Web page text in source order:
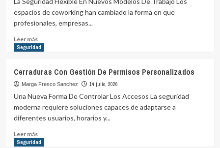
inteligente.
espacios de coworking han cambiado la forma en que
profesionales, empresas...
Leer másLeer
más
Elegir
Cerraduras
Para
Espacios
Coworking
Seguridad
Cerraduras Con Gestión De Permisos Personalizados
Marga Fresco Sanchez 14 julio, 2026
Una Nueva Forma De Controlar Los Accesos La seguridad
moderna requiere soluciones capaces de adaptarse a
diferentes usuarios, horarios y...
Leer másLeer
más
Seguridad